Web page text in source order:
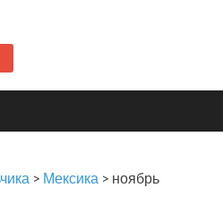
> Мексика > ноябрь